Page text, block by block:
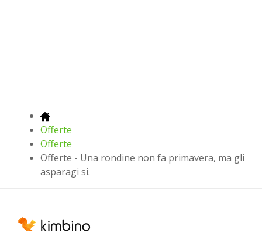
Offerte
Offerte
Offerte - Una rondine non fa primavera, ma gli
asparagi si.